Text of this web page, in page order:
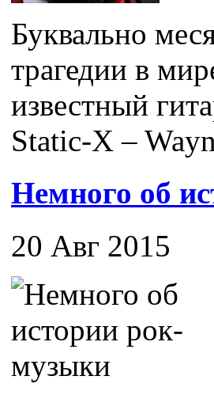
Буквально
трагедии в
известный
Static-X –
Немного об
20 Авг 2015